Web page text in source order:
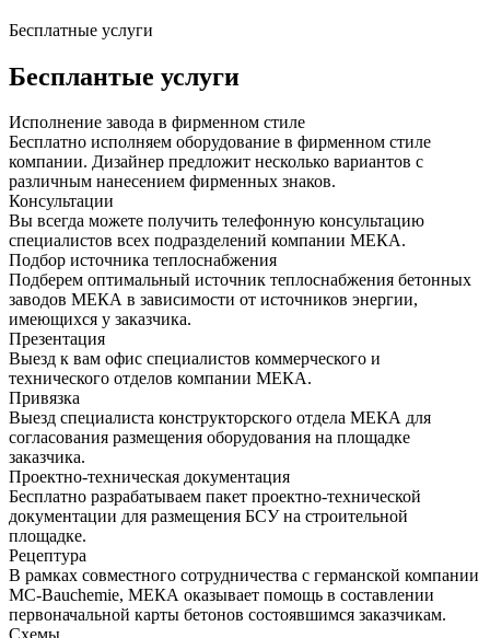
Бесплатные услуги
Бесплантые услуги
Исполнение завода в фирменном стиле
Бесплатно исполняем оборудование в фирменном стиле
компании. Дизайнер предложит несколько вариантов с
различным нанесением фирменных знаков.
Консультации
Вы всегда можете получить телефонную консультацию
специалистов всех подразделений компании МЕКА.
Подбор источника теплоснабжения
Подберем оптимальный источник теплоснабжения бетонных
заводов МЕКА в зависимости от источников энергии,
имеющихся у заказчика.
Презентация
Выезд к вам офис специалистов коммерческого и
технического отделов компании МЕКА.
Привязка
Выезд специалиста конструкторского отдела МЕКА для
согласования размещения оборудования на площадке
заказчика.
Проектно-техническая документация
Бесплатно разрабатываем пакет проектно-технической
документации для размещения БСУ на строительной
площадке.
Рецептура
В рамках совместного сотрудничества с германской компании
MC-Bauchemie, МЕКА оказывает помощь в составлении
первоначальной карты бетонов состоявшимся заказчикам.